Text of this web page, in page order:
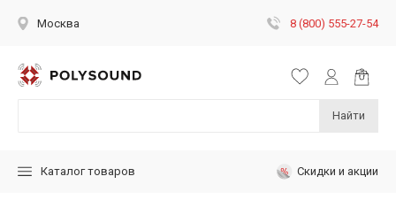
Москва 8 (800) 555-27-54
Найти
Каталог товаров Скидки и акции